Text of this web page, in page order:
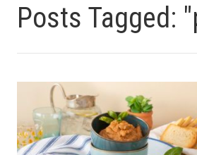
Posts Tagged: